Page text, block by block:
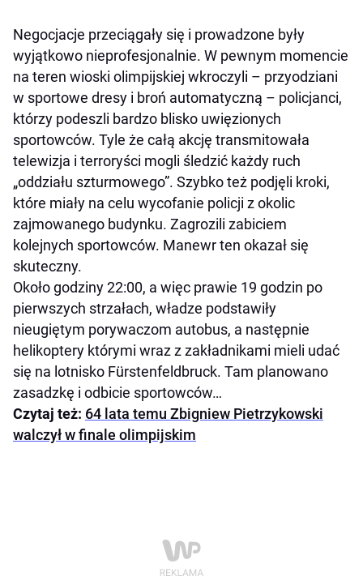
Negocjacje przeciągały się i prowadzone były
wyjątkowo nieprofesjonalnie. W pewnym momencie
na teren wioski olimpijskiej wkroczyli – przyodziani
w sportowe dresy i broń automatyczną – policjanci,
którzy podeszli bardzo blisko uwięzionych
sportowców. Tyle że całą akcję transmitowała
telewizja i terroryści mogli śledzić każdy ruch
„oddziału szturmowego”. Szybko też podjęli kroki,
które miały na celu wycofanie policji z okolic
zajmowanego budynku. Zagrozili zabiciem
kolejnych sportowców. Manewr ten okazał się
skuteczny.
Około godziny 22:00, a więc prawie 19 godzin po
pierwszych strzałach, władze podstawiły
nieugiętym porywaczom autobus, a następnie
helikoptery którymi wraz z zakładnikami mieli udać
się na lotnisko Fürstenfeldbruck. Tam planowano
zasadzkę i odbicie sportowców…
Czytaj też: 64 lata temu Zbigniew Pietrzykowski
walczył w finale olimpijskim